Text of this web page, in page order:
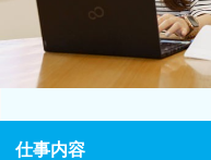
仕事内容